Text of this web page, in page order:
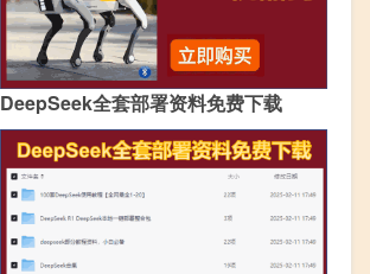
DeepSeek全套部署资料免费下载